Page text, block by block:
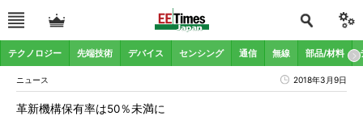
テクノロジー 先端技術 デバイス センシング 通信 無線 部品/材料
ニュース 2018年3月9日
革新機構保有率は50％未満に